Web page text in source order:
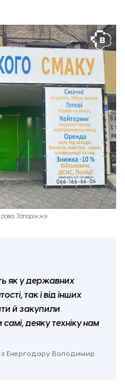
Запоріжжя
як у державних
так і від інших
й закупили
деяку техніку нам
з Енергодару Володимир